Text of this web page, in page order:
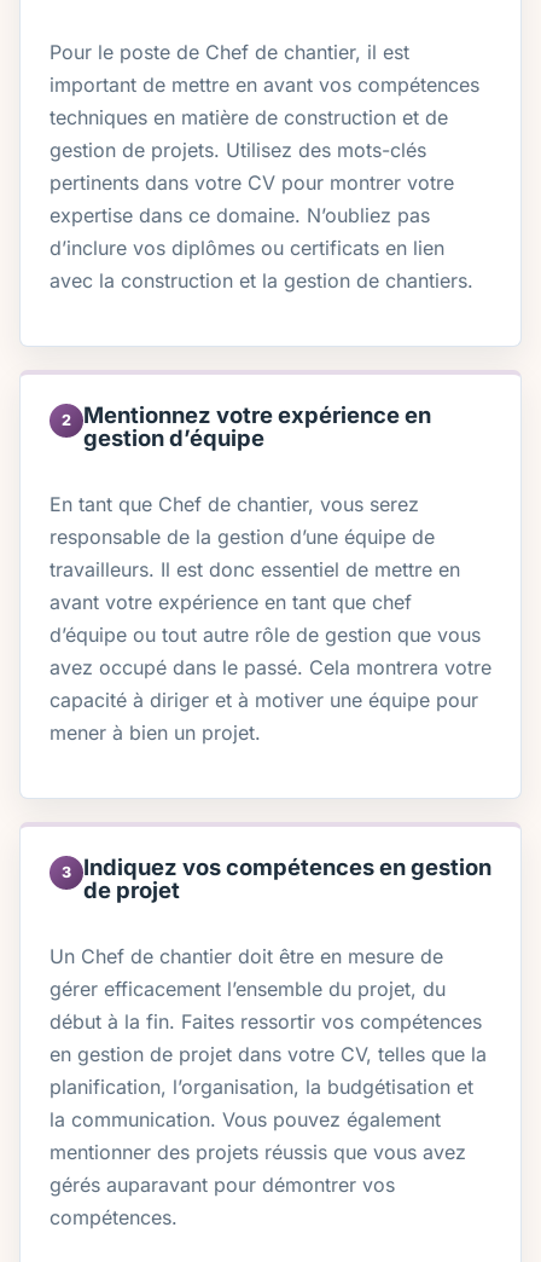
Pour le poste de Chef de chantier, il est
important de mettre en avant vos compétences
techniques en matière de construction et de
gestion de projets. Utilisez des mots-clés
pertinents dans votre CV pour montrer votre
expertise dans ce domaine. N’oubliez pas
d’inclure vos diplômes ou certificats en lien
avec la construction et la gestion de chantiers.
2
Mentionnez votre expérience en
gestion d’équipe
En tant que Chef de chantier, vous serez
responsable de la gestion d’une équipe de
travailleurs. Il est donc essentiel de mettre en
avant votre expérience en tant que chef
d’équipe ou tout autre rôle de gestion que vous
avez occupé dans le passé. Cela montrera votre
capacité à diriger et à motiver une équipe pour
mener à bien un projet.
3
Indiquez vos compétences en gestion
de projet
Un Chef de chantier doit être en mesure de
gérer efficacement l’ensemble du projet, du
début à la fin. Faites ressortir vos compétences
en gestion de projet dans votre CV, telles que la
planification, l’organisation, la budgétisation et
la communication. Vous pouvez également
mentionner des projets réussis que vous avez
gérés auparavant pour démontrer vos
compétences.